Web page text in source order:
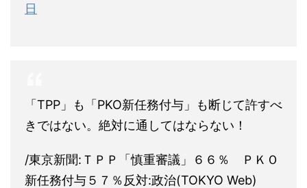
日
「TPP」も「PKO新任務付与」も断じて許すべ
きではない。絶対に通してはならない！
/東京新聞:ＴＰＰ「慎重審議」６６％ ＰＫＯ
新任務付与５７％反対:政治(TOKYO Web)